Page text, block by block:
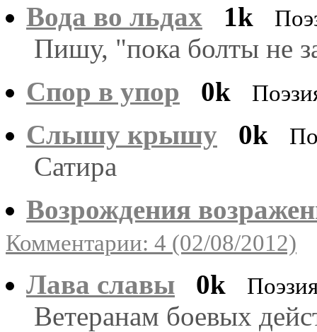
Вода во льдах
1k
Пишу, "пока болты не
Спор в упор
0k
Слышу крышу 0k
Сатира
Возрождения
Комментарии: 4 (02/08/2012)
Лава славы 0k
Ветеранам боевых